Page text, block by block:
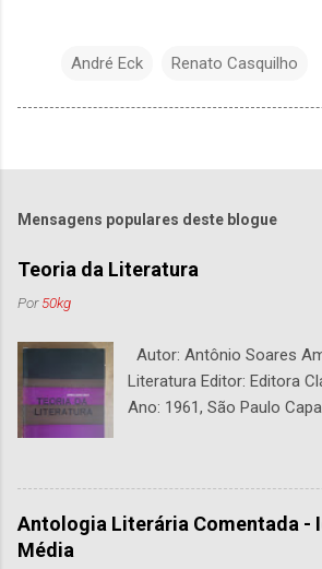
André Eck Renato Casquilho
Mensagens populares deste blogue
Teoria da Literatura
Por50kg
Autor: Antônio Soares
Literatura Editor: Editora
Ano: 1961, São Paulo
Antologia Literária Comentada -
Média